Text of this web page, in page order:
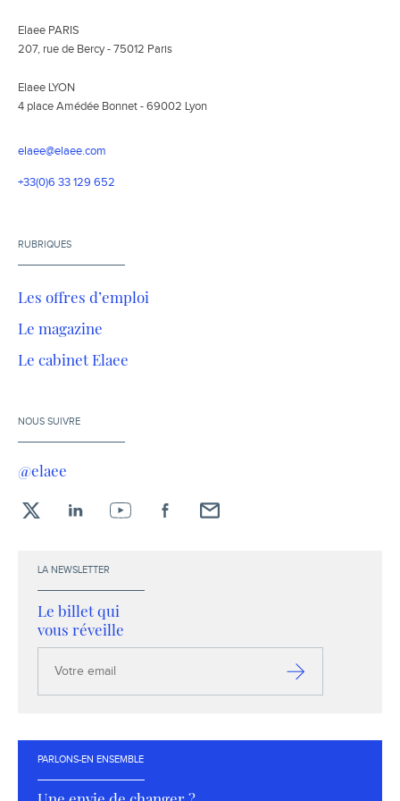
Elaee PARIS
207, rue de Bercy - 75012 Paris
Elaee LYON
4 place Amédée Bonnet - 69002 Lyon
elaee@elaee.com
+33(0)6 33 129 652
RUBRIQUES
Les offres d’emploi
Le magazine
Le cabinet Elaee
NOUS SUIVRE
@elaee
LA NEWSLETTER
Le billet qui
vous réveille
email
S’inscrire
PARLONS-EN ENSEMBLE